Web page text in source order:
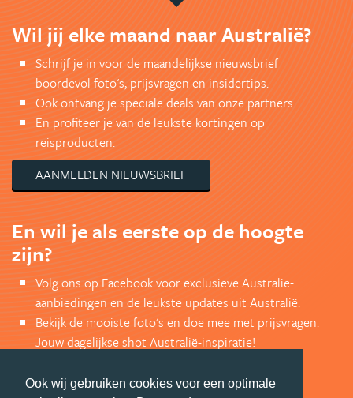
Ook wij gebruiken cookies voor een optimale
Wil jij elke maand naar Australië?
Schrijf je in voor de maandelijkse nieuwsbrief
boordevol foto's, prijsvragen en insidertips.
Ook ontvang je speciale deals van onze partners.
En profiteer je van de leukste kortingen op
reisproducten.
AANMELDEN NIEUWSBRIEF
En wil je als eerste op de hoogte
zijn?
Volg ons op Facebook voor exclusieve Australië-
aanbiedingen en de leukste updates uit Australië.
Bekijk de mooiste foto's en doe mee met prijsvragen.
Jouw dagelijkse shot Australië-inspiratie!
VOLG ONS VIA FACEBOOK